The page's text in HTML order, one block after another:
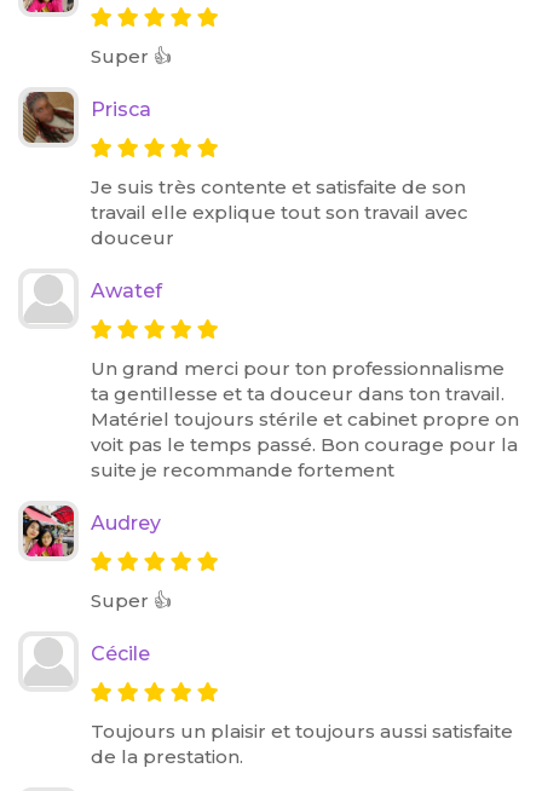
Super 👍
Prisca
Je suis très contente et satisfaite de son
travail elle explique tout son travail avec
douceur
Awatef
Un grand merci pour ton professionnalisme
ta gentillesse et ta douceur dans ton travail.
Matériel toujours stérile et cabinet propre on
voit pas le temps passé. Bon courage pour la
suite je recommande fortement
Audrey
Super 👍
Cécile
Toujours un plaisir et toujours aussi satisfaite
de la prestation.